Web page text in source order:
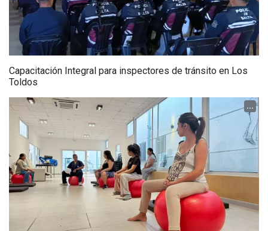
Capacitación Integral para inspectores de tránsito en Los
Toldos
...